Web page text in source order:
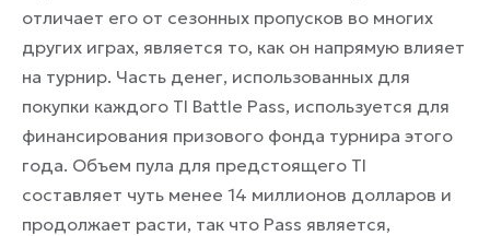
отличает его от сезонных пропусков во многих
других играх, является то, как он напрямую влияет
на турнир. Часть денег, использованных для
покупки каждого TI Battle Pass, используется для
финансирования призового фонда турнира этого
года. Объем пула для предстоящего TI
составляет чуть менее 14 миллионов долларов и
продолжает расти, так что Pass является,